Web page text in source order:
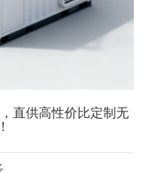
直供高性价比定制无